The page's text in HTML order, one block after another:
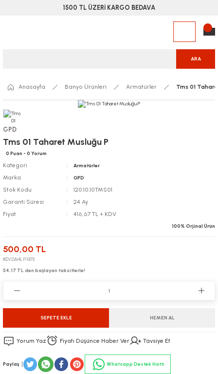
1500 TL ÜZERİ KARGO BEDAVA
ARA
Anasayfa Banyo Ürünleri Armatürler Tms 01
GPD
Tms 01 Taharet Musluğu P
0 Puan - 0 Yorum
Kategori Armatürler
Marka GPD
Stok Kodu
120.10.10TMS01
Garanti Süresi
24 Ay
Fiyat
416,67 TL + KDV
100% Orjinal Ürün
500,00 TL
(KDV DAHİL FİYATI)
54,17 TL den başlayan taksitlerle!
SEPETE EKLE HEMEN AL
Yorum Yaz Fiyatı Düşünce Haber Ver Tavsiye Et
Paylaş Whatsapp Destek Hattı